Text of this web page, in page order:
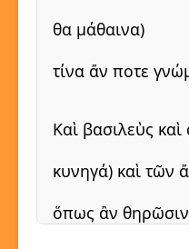
θα μάθαινα)
τίνα ἄν ποτε
Καὶ βασιλεὺς
κυνηγά) καὶ τῶν
ὅπως ἂν